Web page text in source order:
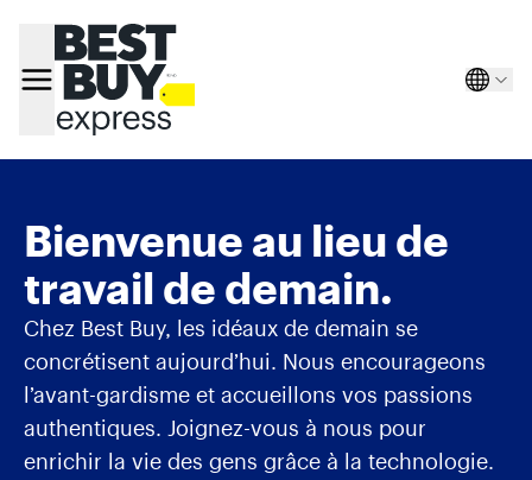
Bienvenue au lieu de
travail de demain.
Chez Best Buy, les idéaux de demain se
concrétisent aujourd’hui. Nous encourageons
l’avant-gardisme et accueillons vos passions
authentiques. Joignez-vous à nous pour
enrichir la vie des gens grâce à la technologie.